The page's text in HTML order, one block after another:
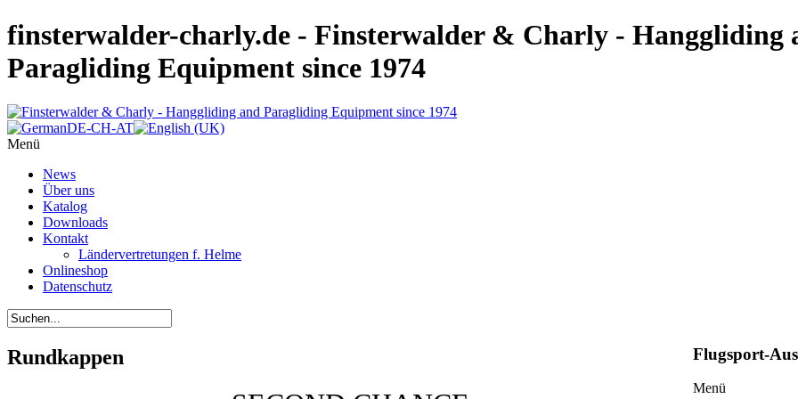
finsterwalder-charly.de - Finsterwalder & Charly - Hanggliding
Paragliding Equipment since 1974
Menü
News
Über uns
Katalog
Downloads
Kontakt
Ländervertretungen f. Helme
Onlineshop
Datenschutz
Rundkappen Flugsport-
Menü